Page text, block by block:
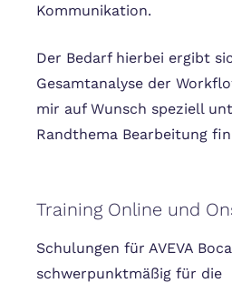
Kommunikation.
Der Bedarf hierbei ergibt
Gesamtanalyse der
mir auf Wunsch speziell
Randthema Bearbeitung
Training Online und
Schulungen für AVEVA
schwerpunktmäßig für die